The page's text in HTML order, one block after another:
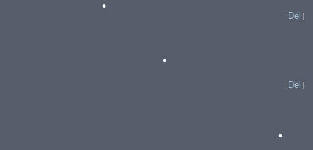
[Del ]
[Del ]